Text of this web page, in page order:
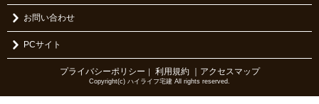
お問い合わせ
PCサイト
プライバシーポリシー ｜ 利用規約 ｜アクセスマップ
Copyright(c) ハイライフ宅建 All rights reserved.